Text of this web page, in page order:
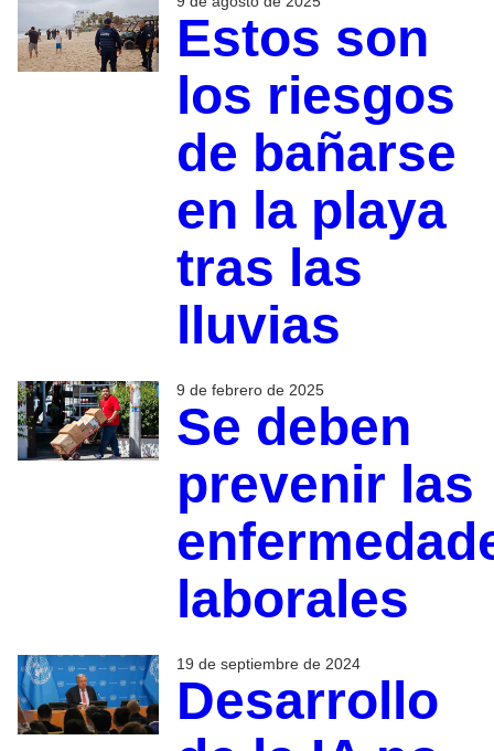
Estos son
los riesgos
de bañarse
en la playa
tras las
lluvias
9 de febrero de 2025
Se deben
prevenir las
laborales
19 de septiembre de 2024
Desarrollo